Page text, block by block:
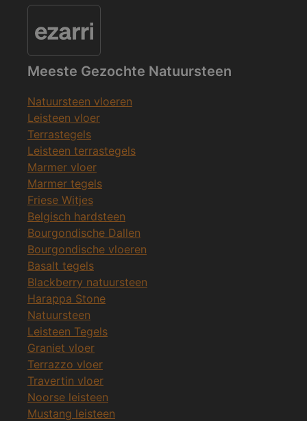
Meeste Gezochte Natuursteen
Natuursteen vloeren
Leisteen vloer
Terrastegels
Leisteen terrastegels
Marmer vloer
Marmer tegels
Friese Witjes
Belgisch hardsteen
Bourgondische Dallen
Bourgondische vloeren
Basalt tegels
Blackberry natuursteen
Harappa Stone
Natuursteen
Leisteen Tegels
Graniet vloer
Terrazzo vloer
Travertin vloer
Noorse leisteen
Mustang leisteen